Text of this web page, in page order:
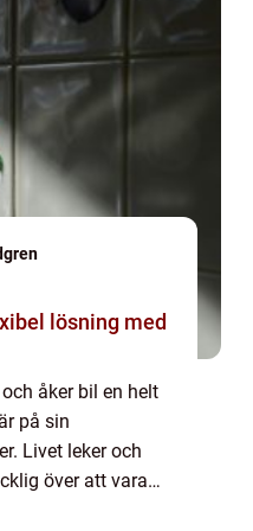
lösning med
åker bil en helt
på sin
Livet leker och
över att vara